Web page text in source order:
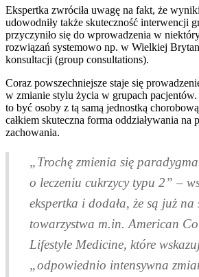
Ekspertka zwróciła uwagę na fakt, że
udowodniły także skuteczność interwencji
przyczyniło się do wprowadzenia w
rozwiązań systemowo np. w Wielkiej
konsultacji (group consultations).
Coraz powszechniejsze staje się
w zmianie stylu życia w grupach
to być osoby z tą samą jednostką
całkiem skuteczna forma oddziaływania na
zachowania.
„Trochę zmienia się
o leczeniu cukrzycy typu 2” –
ekspertka i dodała, że są już na
towarzystwa m.in. American
Lifestyle Medicine, które
„odpowiednio intensywna